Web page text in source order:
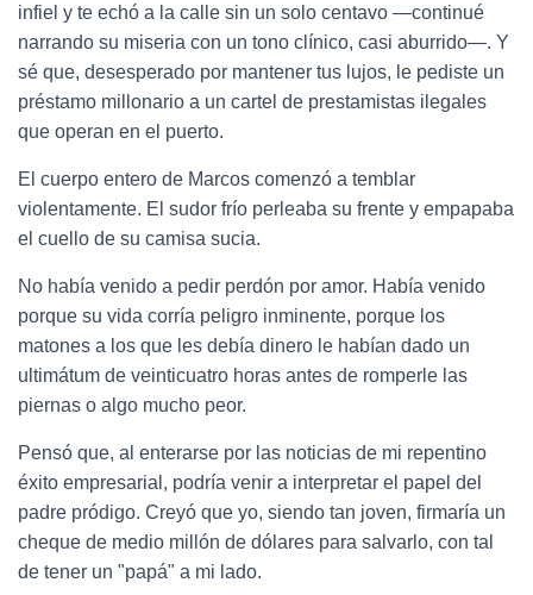
infiel y te echó a la calle sin un solo centavo —continué
narrando su miseria con un tono clínico, casi aburrido—. Y
sé que, desesperado por mantener tus lujos, le pediste un
préstamo millonario a un cartel de prestamistas ilegales
que operan en el puerto.
El cuerpo entero de Marcos comenzó a temblar
violentamente. El sudor frío perleaba su frente y empapaba
el cuello de su camisa sucia.
No había venido a pedir perdón por amor. Había venido
porque su vida corría peligro inminente, porque los
matones a los que les debía dinero le habían dado un
ultimátum de veinticuatro horas antes de romperle las
piernas o algo mucho peor.
Pensó que, al enterarse por las noticias de mi repentino
éxito empresarial, podría venir a interpretar el papel del
padre pródigo. Creyó que yo, siendo tan joven, firmaría un
cheque de medio millón de dólares para salvarlo, con tal
de tener un "papá" a mi lado.